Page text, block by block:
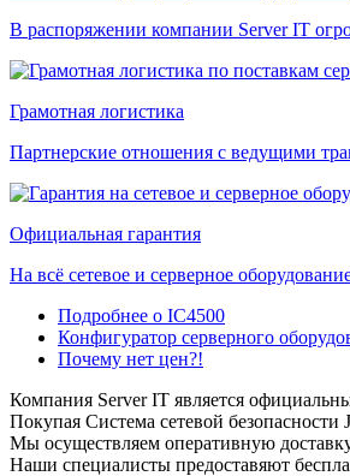
В распоряжении компании Server IT
Грамотная логистика
Партнерские отношения с ведущими
Официальная гарантия
На всё сетевое и серверное
Подробнее о IC4500
Конфигуратор серверного
Почему нет цен?!
Компания Server IT является
Покупая Система сетевой
Мы осуществляем оперативную
Наши специалисты предоставяют